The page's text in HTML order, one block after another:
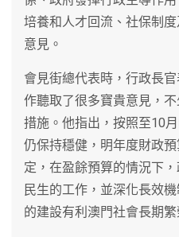
培養和人才回流、社保制
意見。
會見街總代表時，行政長
作聽取了很多寶貴意見，
措施。他指出，按照至10
仍保持穩健，明年度財政
定，在盈餘預算的情況下
民生的工作，並深化長效
的建設有利澳門社會長期繁